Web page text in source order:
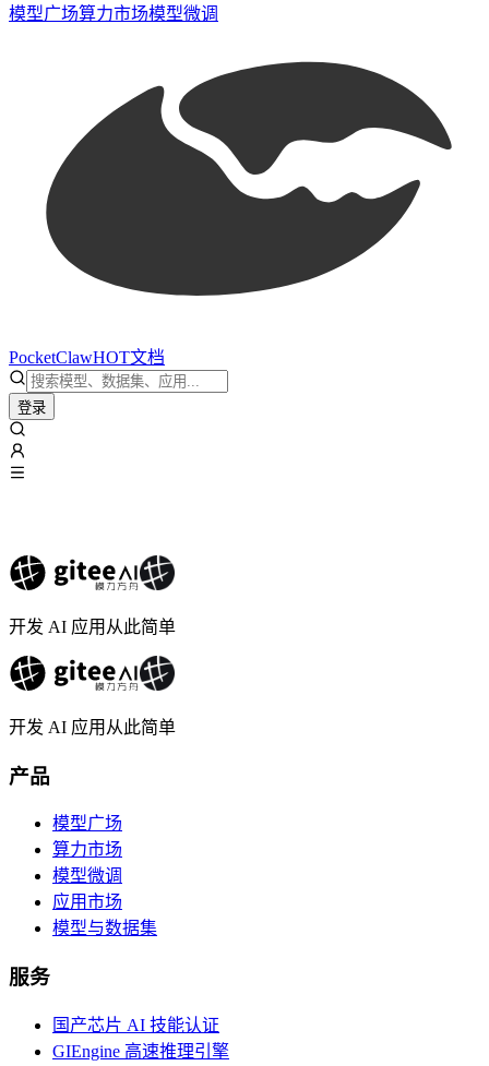
模型广场算力市场模型微调
PocketClawHOT文档
登录
开发 AI 应用从此简单
开发 AI 应用从此简单
产品
模型广场
算力市场
模型微调
应用市场
模型与数据集
服务
国产芯片 AI 技能认证
GIEngine 高速推理引擎